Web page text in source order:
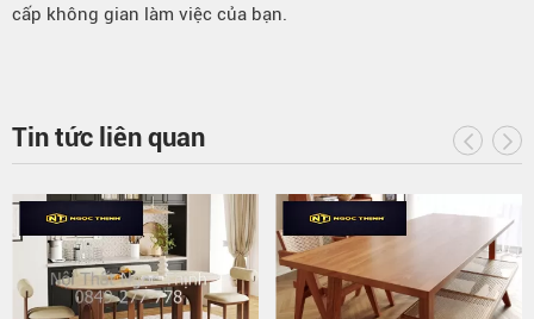
cấp không gian làm việc của bạn.
Tin tức liên quan